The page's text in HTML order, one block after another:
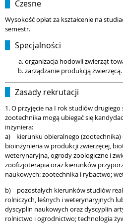
Czesne
Wysokość opłat za kształcenie na
semestr.
Specjalności
organizacja hodowli zwierząt
zarządzanie produkcją zwierzęcą.
Zasady rekrutacji
1. O przyjęcie na I rok studiów
zootechnika mogą ubiegać się
inżyniera:
a) kierunku obieralnego (zootechnika)
bioinżynieria w produkcji zwierzęcej,
weterynaryjna, ogrody zoologiczne i
zoofizjoterapia oraz kierunków
naukowych: zootechnika i rybactwo;
b) pozostałych kierunków studiów
rolniczych, leśnych i weterynaryjnych
dyscyplin naukowych oraz dyscyplin
rolnictwo i ogrodnictwo; technologia